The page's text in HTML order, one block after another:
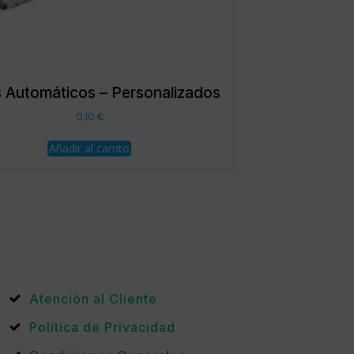
Automáticos – Personalizados
0,10 €
Añadir al carrito
Atención al Cliente
Política de Privacidad